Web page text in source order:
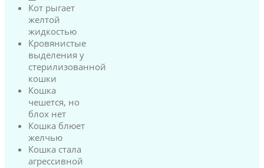
Кот рыгает
желтой
жидкостью
Кровянистые
выделения у
стерилизованной
кошки
Кошка
чешется, но
блох нет
Кошка блюет
желчью
Кошка стала
агрессивной